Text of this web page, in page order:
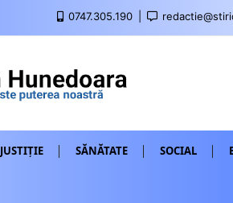
0747.305.190
JUSTIȚIE SĂNĂTATE SOCIAL